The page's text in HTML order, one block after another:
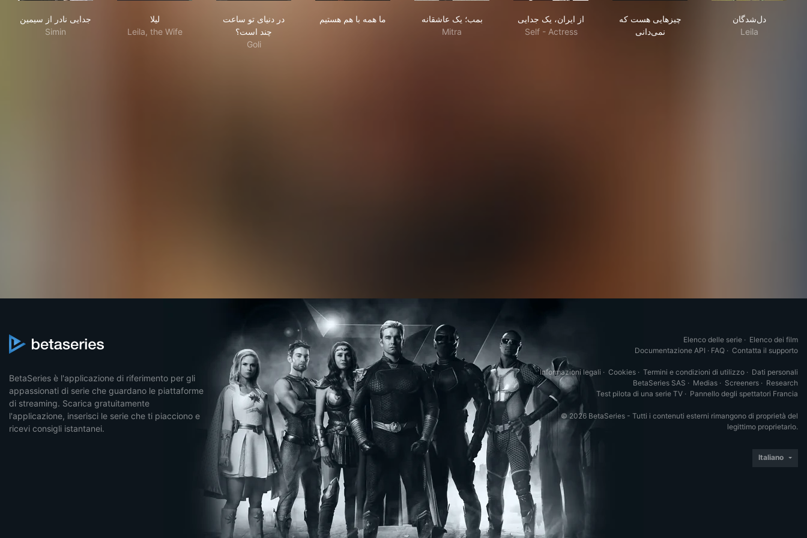
جدایی نادر از سیمین
Simin
لیلا
Leila, the Wife
در دنیای تو ساعت
چند است؟
Goli
ما همه با هم هستیم
بمب؛ یک عاشقانه
Mitra
از ایران، یک جدایی
Self - Actress
چیزهایی هست که
نمی‌دانی
دل‌شدگان
Leila
BetaSeries è l'applicazione di riferimento per gli
appassionati di serie che guardano le piattaforme
di streaming. Scarica gratuitamente
l'applicazione, inserisci le serie che ti piacciono e
ricevi consigli istantanei.
Elenco delle serie · Elenco dei film
Documentazione API · FAQ · Contatta il supporto
Informazioni legali · Cookies · Termini e condizioni di utilizzo · Dati personali
BetaSeries SAS · Medias · Screeners · Research
Test pilota di una serie TV · Pannello degli spettatori Francia
© 2026 BetaSeries - Tutti i contenuti esterni rimangono di proprietà del
legittimo proprietario.
Italiano